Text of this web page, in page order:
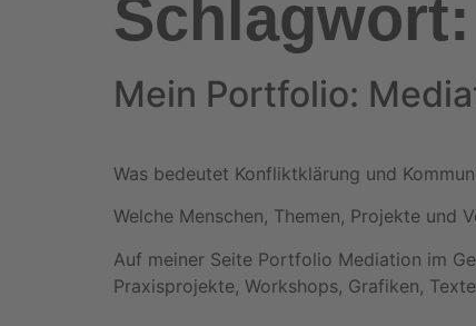
Schlagwort:
Mein Portfolio:
Was bedeutet Konfliktklärung und
Welche Menschen, Themen, Projekte und
Auf meiner Seite Portfolio Mediation im
Praxisprojekte, Workshops, Grafiken,